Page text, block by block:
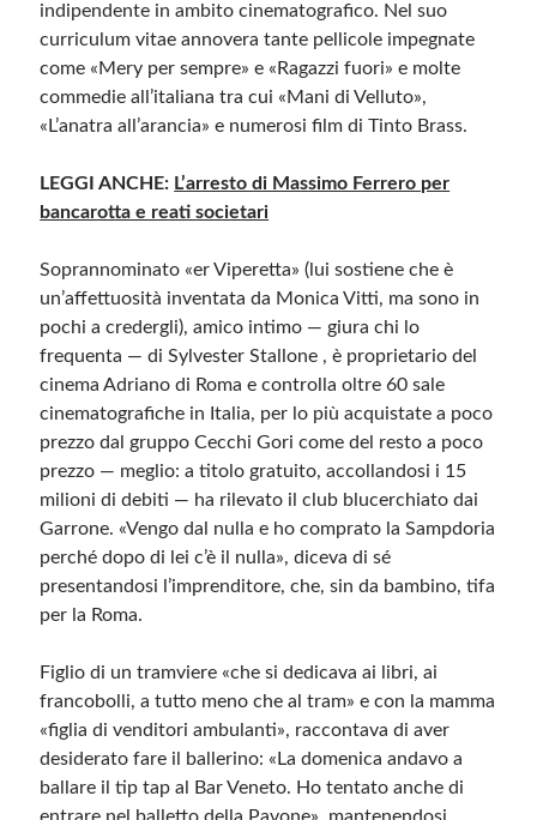
indipendente in ambito cinematografico. Nel suo
curriculum vitae annovera tante pellicole impegnate
come «Mery per sempre» e «Ragazzi fuori» e molte
commedie all’italiana tra cui «Mani di Velluto»,
«L’anatra all’arancia» e numerosi film di Tinto Brass.
LEGGI ANCHE: L’arresto di Massimo Ferrero per
bancarotta e reati societari
Soprannominato «er Viperetta» (lui sostiene che è
un’affettuosità inventata da Monica Vitti, ma sono in
pochi a credergli), amico intimo — giura chi lo
frequenta — di Sylvester Stallone , è proprietario del
cinema Adriano di Roma e controlla oltre 60 sale
cinematografiche in Italia, per lo più acquistate a poco
prezzo dal gruppo Cecchi Gori come del resto a poco
prezzo — meglio: a titolo gratuito, accollandosi i 15
milioni di debiti — ha rilevato il club blucerchiato dai
Garrone. «Vengo dal nulla e ho comprato la Sampdoria
perché dopo di lei c’è il nulla», diceva di sé
presentandosi l’imprenditore, che, sin da bambino, tifa
per la Roma.
Figlio di un tramviere «che si dedicava ai libri, ai
francobolli, a tutto meno che al tram» e con la mamma
«figlia di venditori ambulanti», raccontava di aver
desiderato fare il ballerino: «La domenica andavo a
ballare il tip tap al Bar Veneto. Ho tentato anche di